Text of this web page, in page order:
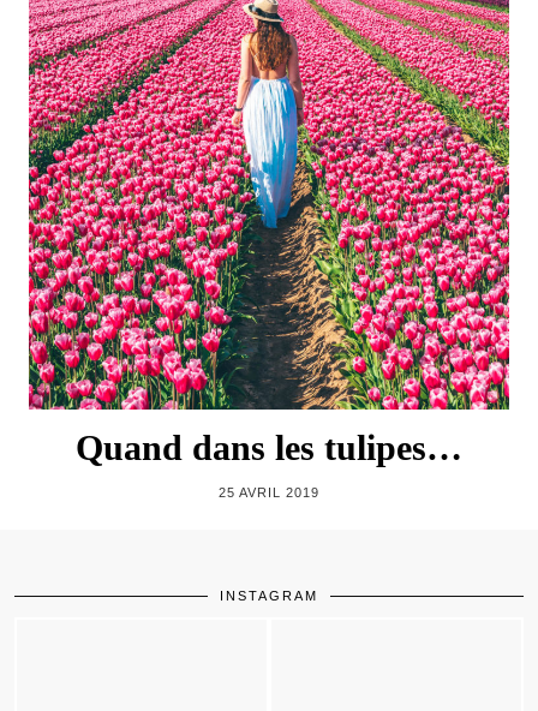
Quand dans les tulipes…
25 AVRIL 2019
INSTAGRAM